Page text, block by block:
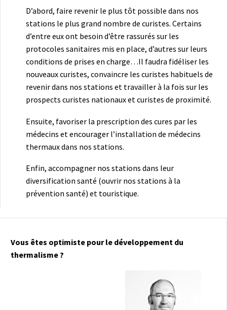
D’abord, faire revenir le plus tôt possible dans nos
stations le plus grand nombre de curistes. Certains
d’entre eux ont besoin d’être rassurés sur les
protocoles sanitaires mis en place, d’autres sur leurs
conditions de prises en charge…Il faudra fidéliser les
nouveaux curistes, convaincre les curistes habituels de
revenir dans nos stations et travailler à la fois sur les
prospects curistes nationaux et curistes de proximité.
Ensuite, favoriser la prescription des cures par les
médecins et encourager l’installation de médecins
thermaux dans nos stations.
Enfin, accompagner nos stations dans leur
diversification santé (ouvrir nos stations à la
prévention santé) et touristique.
Vous êtes optimiste pour le développement du
thermalisme ?